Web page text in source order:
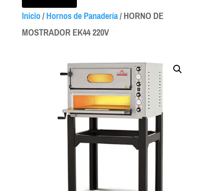
Inicio/Hornos de Panadería/ HORNO DE
MOSTRADOR EK44 220V